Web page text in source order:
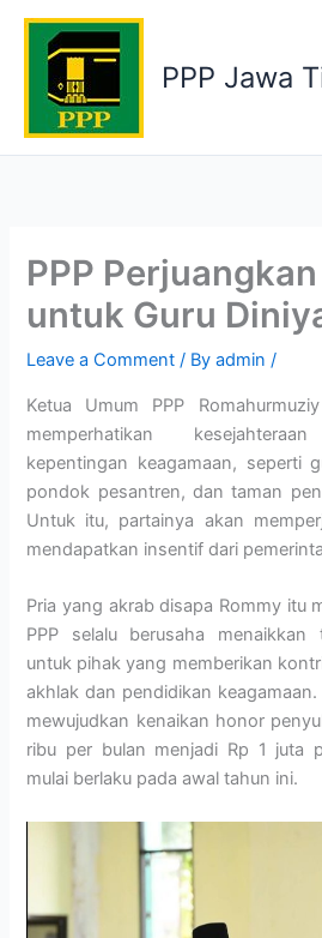
Skip
content
PPP Jawa
PPP
untuk Guru
Leave a Comment / Byadmin/
Ketua Umum PPP
memperhatikan
kepentingan keagamaan, seperti
pondok pesantren, dan taman
Untuk itu, partainya akan
mendapatkan insentif dari
Pria yang akrab disapa Rommy itu
PPP selalu berusaha
untuk pihak yang memberikan
akhlak dan pendidikan
mewujudkan kenaikan honor
ribu per bulan menjadi Rp 1 juta
mulai berlaku pada awal tahun ini.